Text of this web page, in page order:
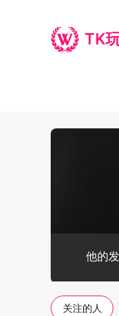
TK
他的
关注的人